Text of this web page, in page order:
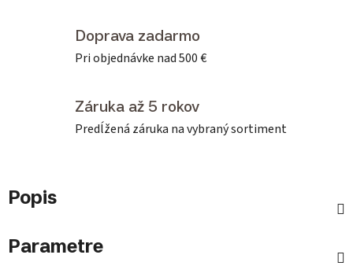
Doprava zadarmo
Pri objednávke nad 500 €
Záruka až 5 rokov
Predĺžená záruka na vybraný sortiment
Popis
Parametre